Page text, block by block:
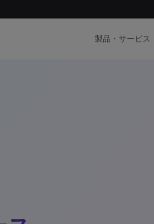
製品・サービス